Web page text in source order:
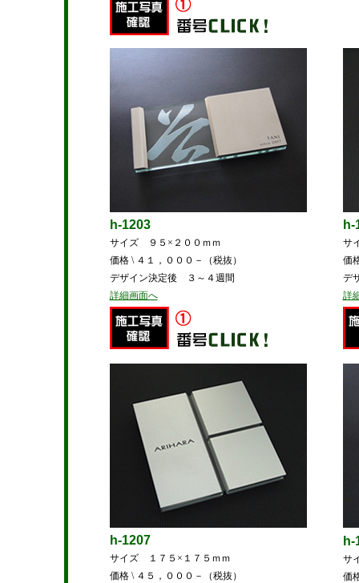
h-1203
サイズ ９５×２００ｍｍ
価格 \ ４１，０００－（税抜）
デザイン決定後 ３～４週間
詳細画面へ
h-
サ
価
デ
詳
h-1207
サイズ １７５×１７５ｍｍ
価格 \ ４５，０００－（税抜）
h-
サ
価